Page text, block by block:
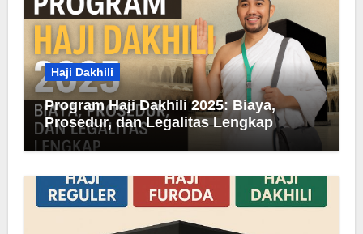
Haji Dakhili
Program Haji Dakhili 2025: Biaya,
Prosedur, dan Legalitas Lengkap